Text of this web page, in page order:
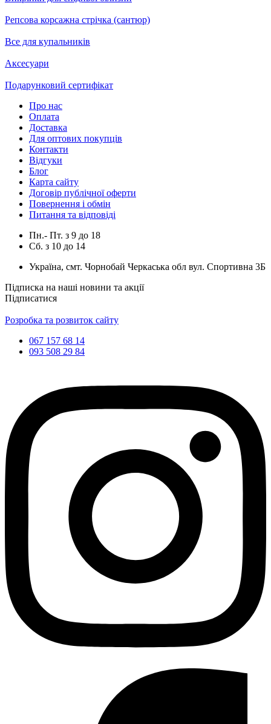
Репсова корсажна стрічка (сантюр)
Все для купальників
Аксесуари
Подарунковий сертифікат
Про нас
Оплата
Доставка
Для оптових покупців
Контакти
Відгуки
Блог
Карта сайту
Договір публічної оферти
Повернення і обмін
Питання та відповіді
Пн.- Пт. з 9 до 18
Сб. з 10 до 14
Україна, смт. Чорнобай Черкаська обл вул. Спортивна 3Б
Підписка на наші новини та акції
Підписатися
Розробка та розвиток сайту
067 157 68 14
093 508 29 84